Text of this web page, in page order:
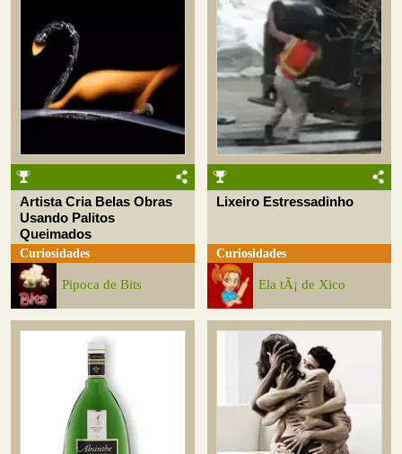
Artista Cria Belas Obras
Usando Palitos
Queimados
Curiosidades
Pipoca de Bits
Lixeiro Estressadinho
Curiosidades
Ela tÃ¡ de Xico